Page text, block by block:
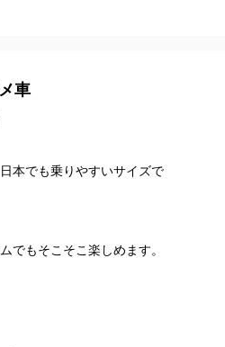
車
本でも乗りやすいサイズで
でもそこそこ楽しめます。